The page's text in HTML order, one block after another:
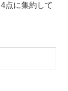
点に集約して